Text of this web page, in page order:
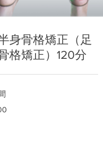
身骨格矯正（足
格矯正）120分